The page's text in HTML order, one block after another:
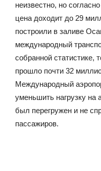
неизвестно, но
цена доходит до 29
построили в заливе
международный
собранной статистике,
прошло почти 32
Международный
уменьшить нагрузку на
был перегружен и не
пассажиров.